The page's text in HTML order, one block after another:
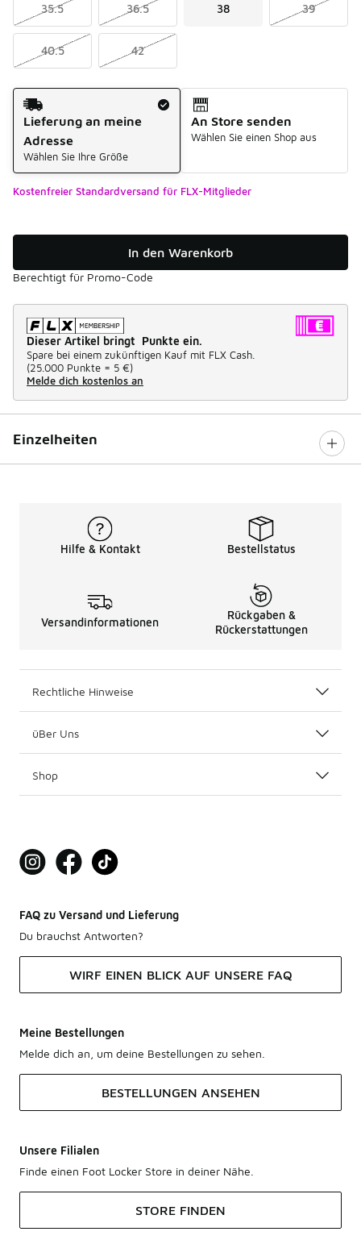
35.5 36.5 38 39
40.5 42
Versandart
Lieferung an meine
Adresse
Wählen Sie Ihre Größe
An Store senden
Wählen Sie einen Shop aus
Kostenfreier Standardversand für FLX-Mitglieder
In den Warenkorb
Berechtigt für Promo-Code
Dieser Artikel bringt Punkte ein.
Spare bei einem zukünftigen Kauf mit FLX Cash.
(25.000 Punkte = 5 €)
Melde dich kostenlos an
Einzelheiten
Hilfe & Kontakt Bestellstatus
Versandinformationen
Rückgaben &
Rückerstattungen
Rechtliche Hinweise
üBer Uns
Shop
FAQ zu Versand und Lieferung
Du brauchst Antworten?
WIRF EINEN BLICK AUF UNSERE FAQ
Meine Bestellungen
Melde dich an, um deine Bestellungen zu sehen.
BESTELLUNGEN ANSEHEN
Unsere Filialen
Finde einen Foot Locker Store in deiner Nähe.
STORE FINDEN